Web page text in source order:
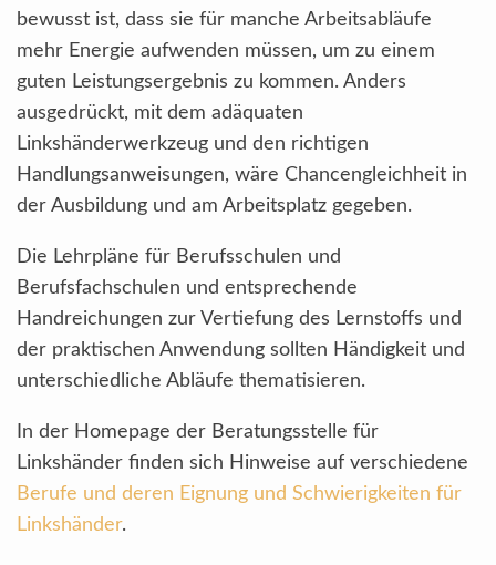
bewusst ist, dass sie für manche Arbeitsabläufe
mehr Energie aufwenden müssen, um zu einem
guten Leistungsergebnis zu kommen. Anders
ausgedrückt, mit dem adäquaten
Linkshänderwerkzeug und den richtigen
Handlungsanweisungen, wäre Chancengleichheit in
der Ausbildung und am Arbeitsplatz gegeben.
Die Lehrpläne für Berufsschulen und
Berufsfachschulen und entsprechende
Handreichungen zur Vertiefung des Lernstoffs und
der praktischen Anwendung sollten Händigkeit und
unterschiedliche Abläufe thematisieren.
In der Homepage der Beratungsstelle für
Linkshänder finden sich Hinweise auf verschiedene
Berufe und deren Eignung und Schwierigkeiten für
Linkshänder.